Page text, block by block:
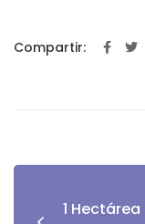
Compartir:
1